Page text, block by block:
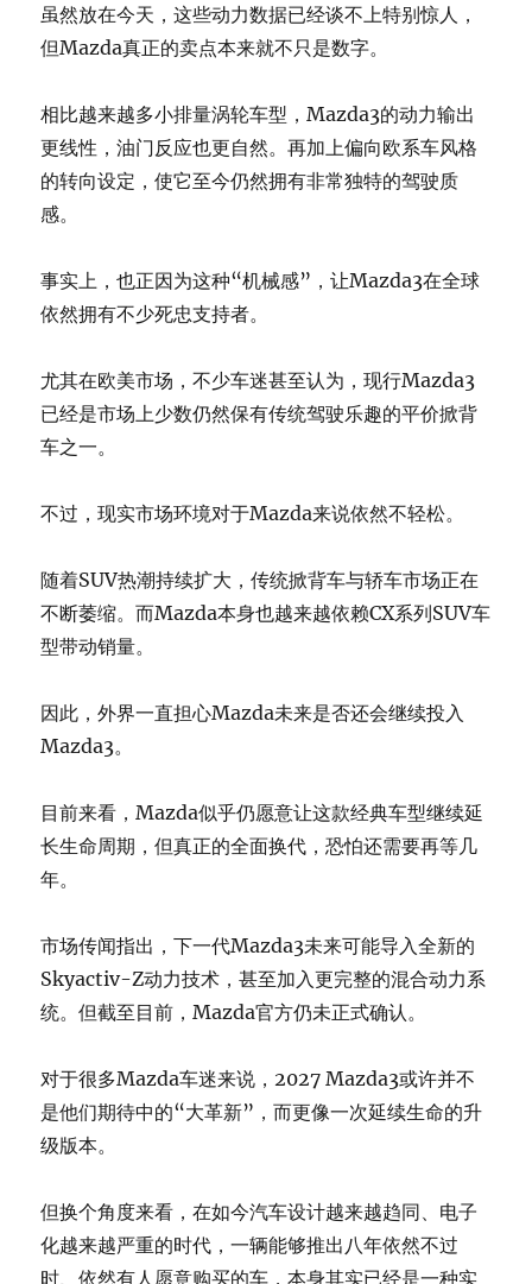
虽然放在今天，这些动力数据已经谈不上特别惊人，
但Mazda真正的卖点本来就不只是数字。
相比越来越多小排量涡轮车型，Mazda3的动力输出
更线性，油门反应也更自然。再加上偏向欧系车风格
的转向设定，使它至今仍然拥有非常独特的驾驶质
感。
事实上，也正因为这种“机械感”，让Mazda3在全球
依然拥有不少死忠支持者。
尤其在欧美市场，不少车迷甚至认为，现行Mazda3
已经是市场上少数仍然保有传统驾驶乐趣的平价掀背
车之一。
不过，现实市场环境对于Mazda来说依然不轻松。
随着SUV热潮持续扩大，传统掀背车与轿车市场正在
不断萎缩。而Mazda本身也越来越依赖CX系列SUV车
型带动销量。
因此，外界一直担心Mazda未来是否还会继续投入
Mazda3。
目前来看，Mazda似乎仍愿意让这款经典车型继续延
长生命周期，但真正的全面换代，恐怕还需要再等几
年。
市场传闻指出，下一代Mazda3未来可能导入全新的
Skyactiv-Z动力技术，甚至加入更完整的混合动力系
统。但截至目前，Mazda官方仍未正式确认。
对于很多Mazda车迷来说，2027 Mazda3或许并不
是他们期待中的“大革新”，而更像一次延续生命的升
级版本。
但换个角度来看，在如今汽车设计越来越趋同、电子
化越来越严重的时代，一辆能够推出八年依然不过
时、依然有人愿意购买的车，本身其实已经是一种实